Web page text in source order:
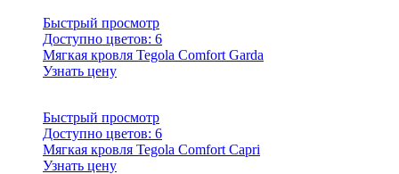
Быстрый просмотр
Доступно цветов: 6
Мягкая кровля Tegola Comfort Garda
Узнать цену
Быстрый просмотр
Доступно цветов: 6
Мягкая кровля Tegola Comfort Capri
Узнать цену